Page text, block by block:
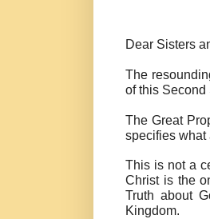
Dear Sisters
The
of this Second
The Great
specifies what
This is not a
Christ is the
Truth about
Kingdom.